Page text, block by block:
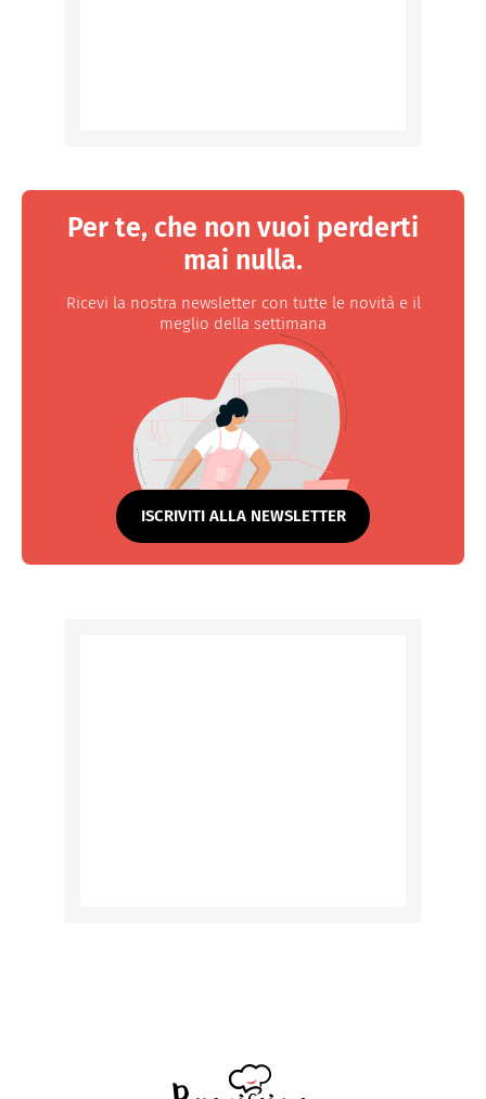
Per te, che non vuoi perderti
mai nulla.
Ricevi la nostra newsletter con tutte le novità e il
meglio della settimana
ISCRIVITI ALLA NEWSLETTER